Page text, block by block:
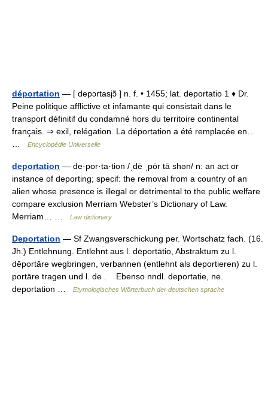
déportation — [ depɔrtasjɔ̃ ] n. f. • 1455; lat. deportatio 1 ♦ Dr.
Peine politique afflictive et infamante qui consistait dans le
transport définitif du condamné hors du territoire continental
français. ⇒ exil, relégation. La déportation a été remplacée en…
Encyclopédie Universelle
deportation — de·por·ta·tion /ˌdē ˌpōr tā shən/ n: an act or
instance of deporting; specif: the removal from a country of an
alien whose presence is illegal or detrimental to the public welfare
compare exclusion Merriam Webster’s Dictionary of Law.
Merriam… …
Law dictionary
Deportation — Sf Zwangsverschickung per. Wortschatz fach. (16.
Jh.) Entlehnung. Entlehnt aus l. dēportātio, Abstraktum zu l.
dēportāre wegbringen, verbannen (entlehnt als deportieren) zu l.
portāre tragen und l. de . Ebenso nndl. deportatie, ne.
deportation …
Etymologisches Wörterbuch der deutschen sprache